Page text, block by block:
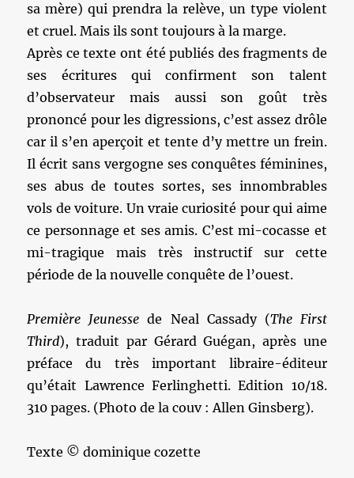
sa mère) qui prendra la relève, un type violent
et cruel. Mais ils sont toujours à la marge.
Après ce texte ont été publiés des fragments de
ses écritures qui confirment son talent
d’observateur mais aussi son goût très
prononcé pour les digressions, c’est assez drôle
car il s’en aperçoit et tente d’y mettre un frein.
Il écrit sans vergogne ses conquêtes féminines,
ses abus de toutes sortes, ses innombrables
vols de voiture. Un vraie curiosité pour qui aime
ce personnage et ses amis. C’est mi-cocasse et
mi-tragique mais très instructif sur cette
période de la nouvelle conquête de l’ouest.
Première Jeunessede Neal Cassady (The First
Third), traduit par Gérard Guégan, après une
préface du très important libraire-éditeur
qu’était Lawrence Ferlinghetti. Edition 10/18.
310 pages. (Photo de la couv : Allen Ginsberg).
Texte © dominique cozette